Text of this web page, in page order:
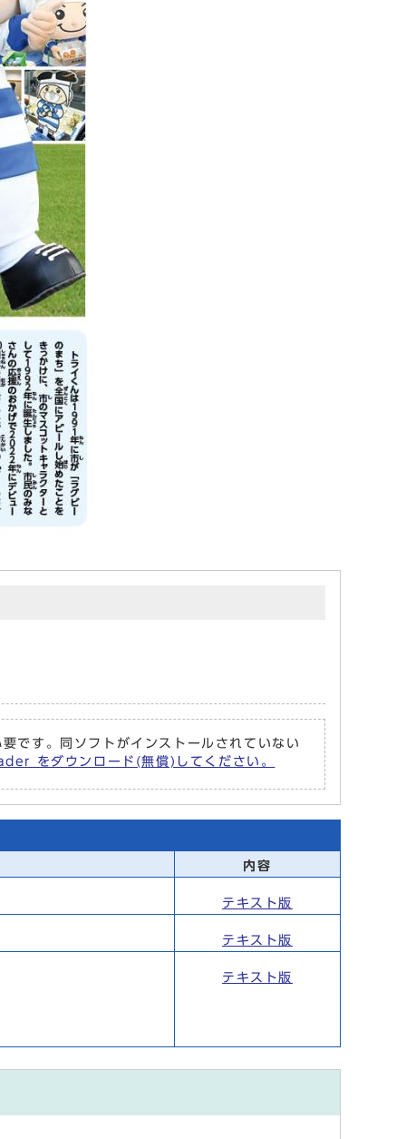
す。同ソフトがインストールされていない
をダウンロード(無償)してください。
内容
テキスト版
テキスト版
テキスト版